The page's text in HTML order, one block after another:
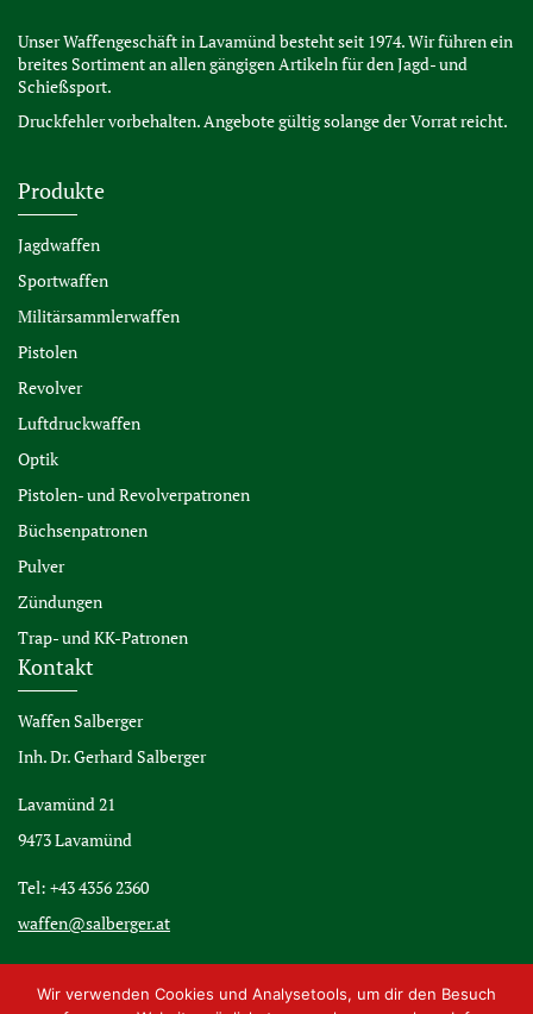
Unser Waffengeschäft in Lavamünd besteht seit 1974. Wir führen ein
breites Sortiment an allen gängigen Artikeln für den Jagd- und
Schießsport.
Druckfehler vorbehalten. Angebote gültig solange der Vorrat reicht.
Produkte
Jagdwaffen
Sportwaffen
Militärsammlerwaffen
Pistolen
Revolver
Luftdruckwaffen
Optik
Pistolen- und Revolverpatronen
Büchsenpatronen
Pulver
Zündungen
Trap- und KK-Patronen
Kontakt
Waffen Salberger
Inh. Dr. Gerhard Salberger
Lavamünd 21
9473 Lavamünd
Tel: +43 4356 2360
waffen@salberger.at
Wir verwenden Cookies und Analysetools, um dir den Besuch